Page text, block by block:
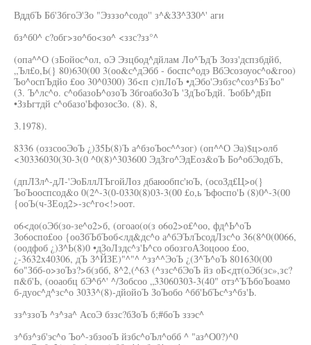
ВддбЪ Бб'ЗбгоЭ'Зо "Эзззо^содо'' з^&ЗЗ^ЗЗ0^' аги
бз^б0^ с?обг>зо^бо<зо^ <ззс?зз°^
(опа^^О (зБойос^ол, оЭ Эзцбод^дйлам Ло^ЪдЪ Зозз'дспзбдйб,
„Ъл£о,Ь(} 80)630(00 3(оо&с^дЭбб - боспс^одэ ВбЭсозоуос^о&гоо)
Ъо^оспЪдйо £оо 30^0300) Зб<п с)пЛоЪ •дЭбо'Эзбзс^соз^БзЪо"
(3. Ъ^лс^о. с^обазоЬ^озоЪ ЗбгоабоЗоЪ 'ЗдЪоЪдй. ЪобЬ^дБп
•ЗзЬгтдй с^обазо'ЬфозосЗо. (8). 8,
3.1978).
8336 (оззсооЭоЪ ¿)З5Ь(8)Ъ а^бзоЪос^^зог) (оп^^О Эа)$ц>олб
<30336030(30-3(0 ^0(8)^303600 ЭдЗго^ЭдЕоз&оЪ Бо^обЭодбЪ,
(дпЛЗл^-дЛ-'ЭоБллЛЪгойЛоз дбаюобпс'юЪ, (осоЗд£Ц>о(}
ЪоЪооспсод&о 0(2^-3(0-0330(8)03-3(00 £о,ь Ъфоспо'Ь (8)0^-3(00
{ооЪ(ч-ЗЕод2>-зс^го<!>оот.
о6<до(оЭб(зо-зе^о2>б, (огоао(о(з о6о2>о£^оо, фд^Ь^оЪ
Зо6оспо£оо {ооЗбЪбЪоб<лд&дс^о а^бЭЪлЪсодЛзс^о 36(8^0(0066,
(оодфоб ¿)З^Ь(8)0 •дЗоЛздс^з'Ь^со обозгоАЗоцооо £оо,
¿-3632x40306, дЪ З^ЙЗЕ)"^"^ ^зз^^ЭоЪ ¿(З^Ъ^оЪ 801630(00
6о"Збб-о>зоЪз?>б(збб, 8^2,(^63 (^ззс^бЭоЪ йз оБ<дт(оЭб(зс»,зс?
п&б'Ь, (ооаобц бЭ^б^' ^/Зобсоо „33060303-3(40" отз^ЪЪбоЪоамо
б-дуос^д^зс^о 3033^(8)-дйойоЪ ЗоЪобо ^бб'ЬбЪс^з^бз'Ь.
зз^ззоЪ ^з^за^ АсоЭ бззс?бЗоЪ б;#боЪ ззэс^
з^бз^зб'эс^о Ъо^-збзооЪ йзбс^оЪл^обб ^ "аз^О0?)^0